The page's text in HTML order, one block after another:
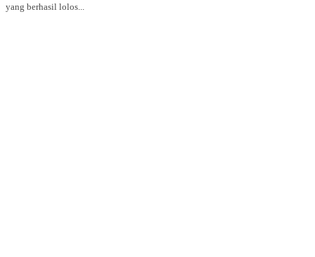
yang berhasil lolos...